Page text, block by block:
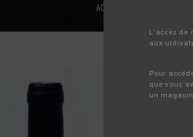
L'accès de
aux
Pour
que vous
un
ACCUEIL